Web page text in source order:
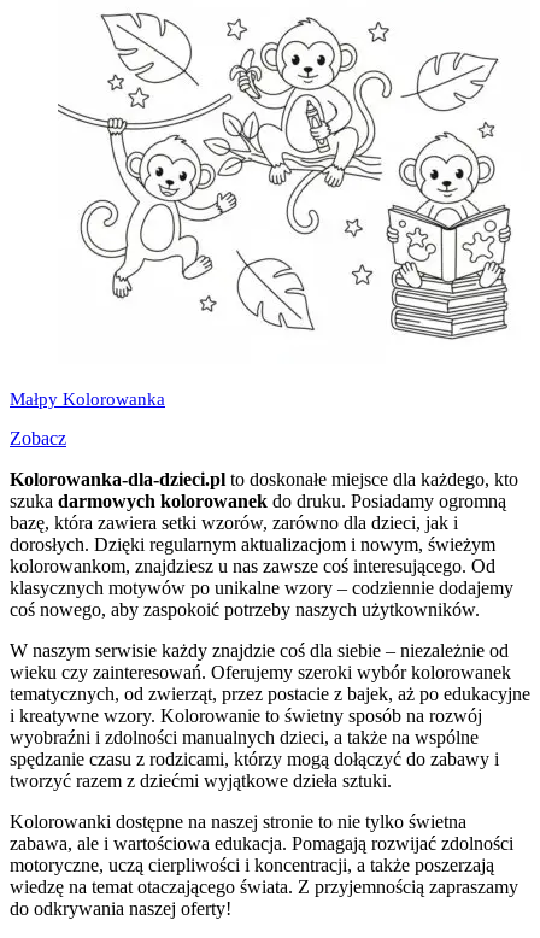
Małpy Kolorowanka
Zobacz
Kolorowanka-dla-dzieci.pl to doskonałe miejsce dla każdego, kto
szuka darmowych kolorowanek do druku. Posiadamy ogromną
bazę, która zawiera setki wzorów, zarówno dla dzieci, jak i
dorosłych. Dzięki regularnym aktualizacjom i nowym, świeżym
kolorowankom, znajdziesz u nas zawsze coś interesującego. Od
klasycznych motywów po unikalne wzory – codziennie dodajemy
coś nowego, aby zaspokoić potrzeby naszych użytkowników.
W naszym serwisie każdy znajdzie coś dla siebie – niezależnie od
wieku czy zainteresowań. Oferujemy szeroki wybór kolorowanek
tematycznych, od zwierząt, przez postacie z bajek, aż po edukacyjne
i kreatywne wzory. Kolorowanie to świetny sposób na rozwój
wyobraźni i zdolności manualnych dzieci, a także na wspólne
spędzanie czasu z rodzicami, którzy mogą dołączyć do zabawy i
tworzyć razem z dziećmi wyjątkowe dzieła sztuki.
Kolorowanki dostępne na naszej stronie to nie tylko świetna
zabawa, ale i wartościowa edukacja. Pomagają rozwijać zdolności
motoryczne, uczą cierpliwości i koncentracji, a także poszerzają
wiedzę na temat otaczającego świata. Z przyjemnością zapraszamy
do odkrywania naszej oferty!